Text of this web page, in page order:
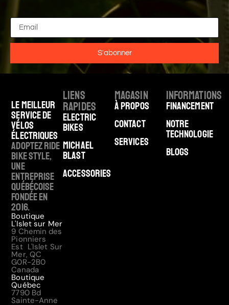
S'abonner
Le meilleur
service de
vélos
électriques
Adoptez Ride
Bike Style,
une
entreprise
québécoise
fondée en
2016.
Boutique
L'Islet sur Mer
9 Chemin des
Pionniers
Est L'Islet Sur
Mer, QC
G0R-2B0
Canada
Boutique
Québec
7790 Bd
Sainte-Anne
Liens
rapides
Electric
Bikes
Michael
Blast
Accessories
Magasin
À Propos
Contact
Services
Informations
Financement
Notre
technologie
Blogs